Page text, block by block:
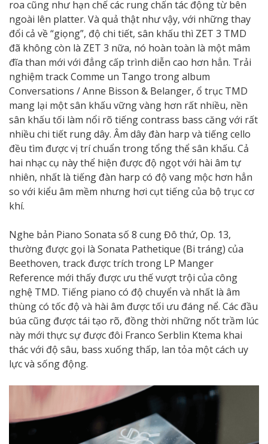
roa cũng như hạn chế các rung chấn tác động từ bên
ngoài lên platter. Và quả thật như vậy, với những thay
đổi cả về “giọng”, độ chi tiết, sân khấu thì ZET 3 TMD
đã không còn là ZET 3 nữa, nó hoàn toàn là một mâm
đĩa than mới với đẳng cấp trình diễn cao hơn hẳn. Trải
nghiệm track Comme un Tango trong album
Conversations / Anne Bisson & Belanger, ổ trục TMD
mang lại một sân khấu vững vàng hơn rất nhiều, nền
sân khấu tối làm nổi rõ tiếng contrass bass căng với rất
nhiều chi tiết rung dây. Âm dây đàn harp và tiếng cello
đều tìm được vị trí chuẩn trong tổng thể sân khấu. Cả
hai nhạc cụ này thể hiện được độ ngọt với hài âm tự
nhiên, nhất là tiếng đàn harp có độ vang mộc hơn hẳn
so với kiểu âm mềm nhưng hơi cụt tiếng của bộ trục cơ
khí.
Nghe bản Piano Sonata số 8 cung Đô thứ, Op. 13,
thường được gọi là Sonata Pathetique (Bi tráng) của
Beethoven, track được trích trong LP Manger
Reference mới thấy được ưu thế vượt trội của công
nghệ TMD. Tiếng piano có độ chuyển và nhất là âm
thùng có tốc độ và hài âm được tối ưu đáng nể. Các đầu
búa cũng được tái tạo rõ, đồng thời những nốt trầm lúc
này mới thực sự được đôi Franco Serblin Ktema khai
thác với độ sâu, bass xuống thấp, lan tỏa một cách uy
lực và sống động.